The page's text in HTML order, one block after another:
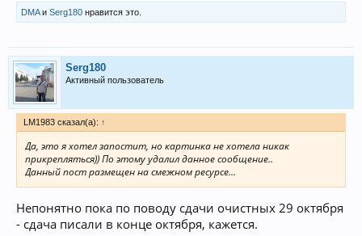
DMAи Serg180 нравится это.
Serg180
Активный пользователь
LM1983 сказал(а): ↑
Да, это я хотел запостит, но картинка не хотела никак
прикрепляться)) По этому удалил данное сообщение..
Данный пост размещен на смежном ресурсе...
Непонятно пока по поводу сдачи очистных 29 октября
- сдача писали в конце октября, кажется.